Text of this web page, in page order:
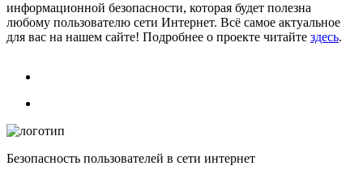
информационной безопасности, которая будет полезна
любому пользователю сети Интернет. Всё самое актуальное
для вас на нашем сайте! Подробнее о проекте читайте здесь.
Безопасность пользователей в сети интернет